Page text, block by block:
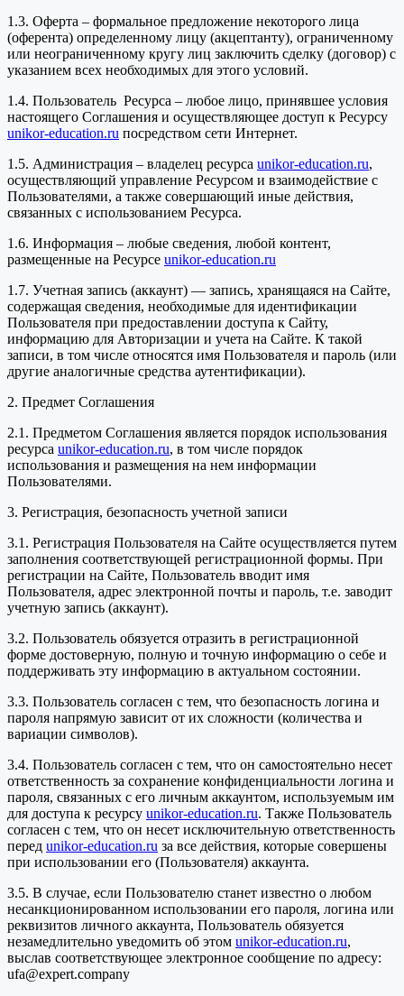
1.3. Оферта – формальное предложение некоторого лица
(оферента) определенному лицу (акцептанту), ограниченному
или неограниченному кругу лиц заключить сделку (договор) с
указанием всех необходимых для этого условий.
1.4. Пользователь Ресурса – любое лицо, принявшее условия
настоящего Соглашения и осуществляющее доступ к Ресурсу
unikor-education.ru посредством сети Интернет.
1.5. Администрация – владелец ресурса unikor-education.ru,
осуществляющий управление Ресурсом и взаимодействие с
Пользователями, а также совершающий иные действия,
связанных с использованием Ресурса.
1.6. Информация – любые сведения, любой контент,
размещенные на Ресурсе unikor-education.ru
1.7. Учетная запись (аккаунт) — запись, хранящаяся на Сайте,
содержащая сведения, необходимые для идентификации
Пользователя при предоставлении доступа к Сайту,
информацию для Авторизации и учета на Сайте. К такой
записи, в том числе относятся имя Пользователя и пароль (или
другие аналогичные средства аутентификации).
2. Предмет Соглашения
2.1. Предметом Соглашения является порядок использования
ресурса unikor-education.ru, в том числе порядок
использования и размещения на нем информации
Пользователями.
3. Регистрация, безопасность учетной записи
3.1. Регистрация Пользователя на Сайте осуществляется путем
заполнения соответствующей регистрационной формы. При
регистрации на Сайте, Пользователь вводит имя
Пользователя, адрес электронной почты и пароль, т.е. заводит
учетную запись (аккаунт).
3.2. Пользователь обязуется отразить в регистрационной
форме достоверную, полную и точную информацию о себе и
поддерживать эту информацию в актуальном состоянии.
3.3. Пользователь согласен с тем, что безопасность логина и
пароля напрямую зависит от их сложности (количества и
вариации символов).
3.4. Пользователь согласен с тем, что он самостоятельно несет
ответственность за сохранение конфиденциальности логина и
пароля, связанных с его личным аккаунтом, используемым им
для доступа к ресурсу unikor-education.ru. Также Пользователь
согласен с тем, что он несет исключительную ответственность
перед unikor-education.ru за все действия, которые совершены
при использовании его (Пользователя) аккаунта.
3.5. В случае, если Пользователю станет известно о любом
несанкционированном использовании его пароля, логина или
реквизитов личного аккаунта, Пользователь обязуется
незамедлительно уведомить об этом unikor-education.ru,
выслав соответствующее электронное сообщение по адресу:
ufa@expert.company